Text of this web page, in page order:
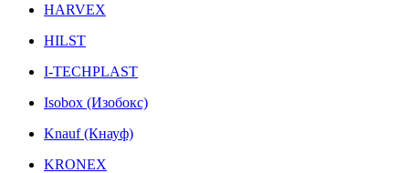
HARVEX
HILST
I-TECHPLAST
Isobox (Изобокс)
Knauf (Кнауф)
KRONEX